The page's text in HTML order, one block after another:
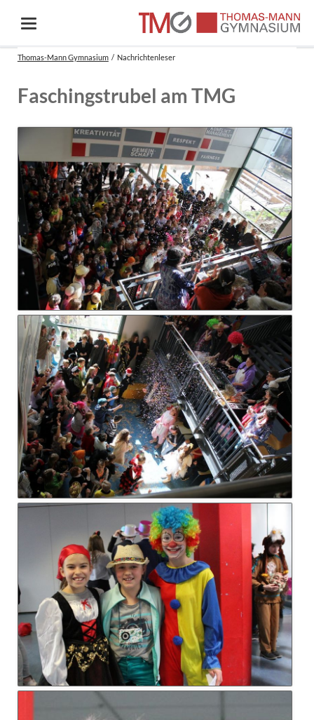
Thomas-Mann Gymnasium Nachrichtenleser
Faschingstrubel am TMG